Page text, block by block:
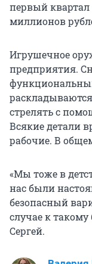
первый квартал
миллионов
Игрушечное
предприятия.
стрелять с
Всякие детали
рабочие. В
«Мы тоже в
нас были
безопасный
случае к такому
Сергей.